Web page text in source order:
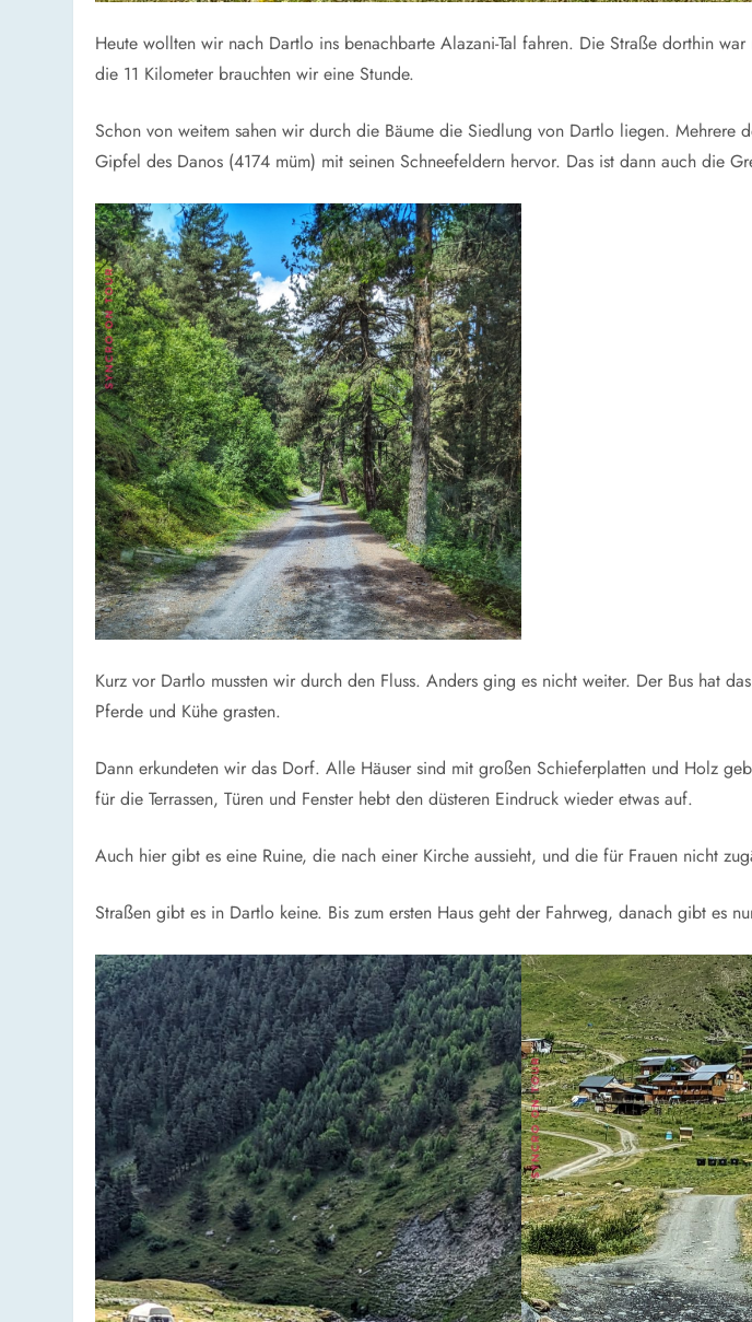
Heute wollten wir nach Dartlo ins benachbarte Alazani-Tal fahren. Die Straße dorthin
die 11 Kilometer brauchten wir eine Stunde.
Schon von weitem sahen wir durch die Bäume die Siedlung von Dartlo liegen. Mehrere
Gipfel des Danos (4174 müm) mit seinen Schneefeldern hervor. Das ist dann auch die
Kurz vor Dartlo mussten wir durch den Fluss. Anders ging es nicht weiter. Der Bus hat
Pferde und Kühe grasten.
Dann erkundeten wir das Dorf. Alle Häuser sind mit großen Schieferplatten und Holz
für die Terrassen, Türen und Fenster hebt den düsteren Eindruck wieder etwas auf.
Auch hier gibt es eine Ruine, die nach einer Kirche aussieht, und die für Frauen nicht
Straßen gibt es in Dartlo keine. Bis zum ersten Haus geht der Fahrweg, danach gibt es